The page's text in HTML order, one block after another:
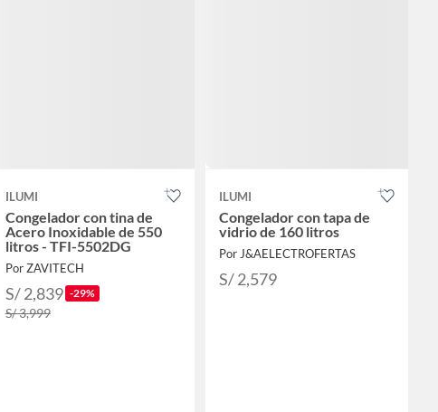
ILUMI
Congelador con tina de
Acero Inoxidable de 550
litros - TFI-5502DG
Por ZAVITECH
S/ 2,839 -29%
S/ 3,999
ILUMI
Congelador con tapa de
vidrio de 160 litros
Por J&AELECTROFERTAS
S/ 2,579